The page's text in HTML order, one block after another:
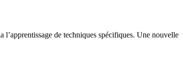
l’apprentissage de techniques spécifiques. Une nouvelle